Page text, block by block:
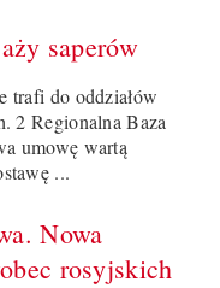
saperów
trafi do oddziałów
2 Regionalna Baza
umowę wartą
...
Nowa
rosyjskich